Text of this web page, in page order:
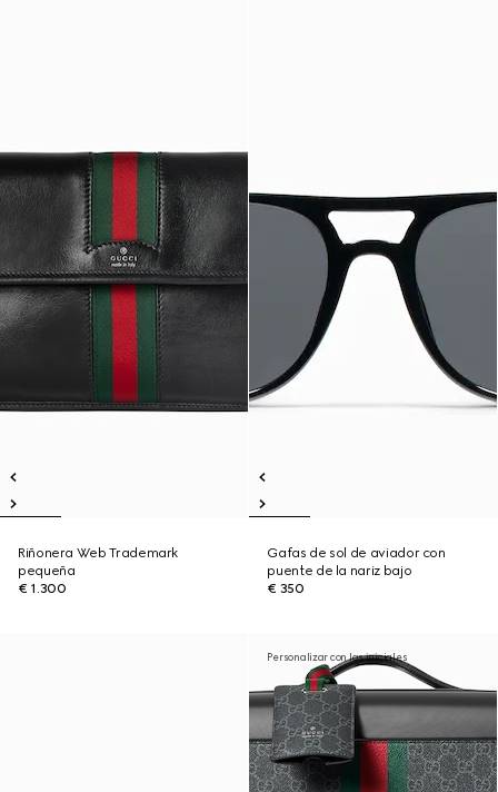
Riñonera Web Trademark
pequeña
€ 1.300
Gafas de sol de aviador con
puente de la nariz bajo
€ 350
Personalizar con las iniciales